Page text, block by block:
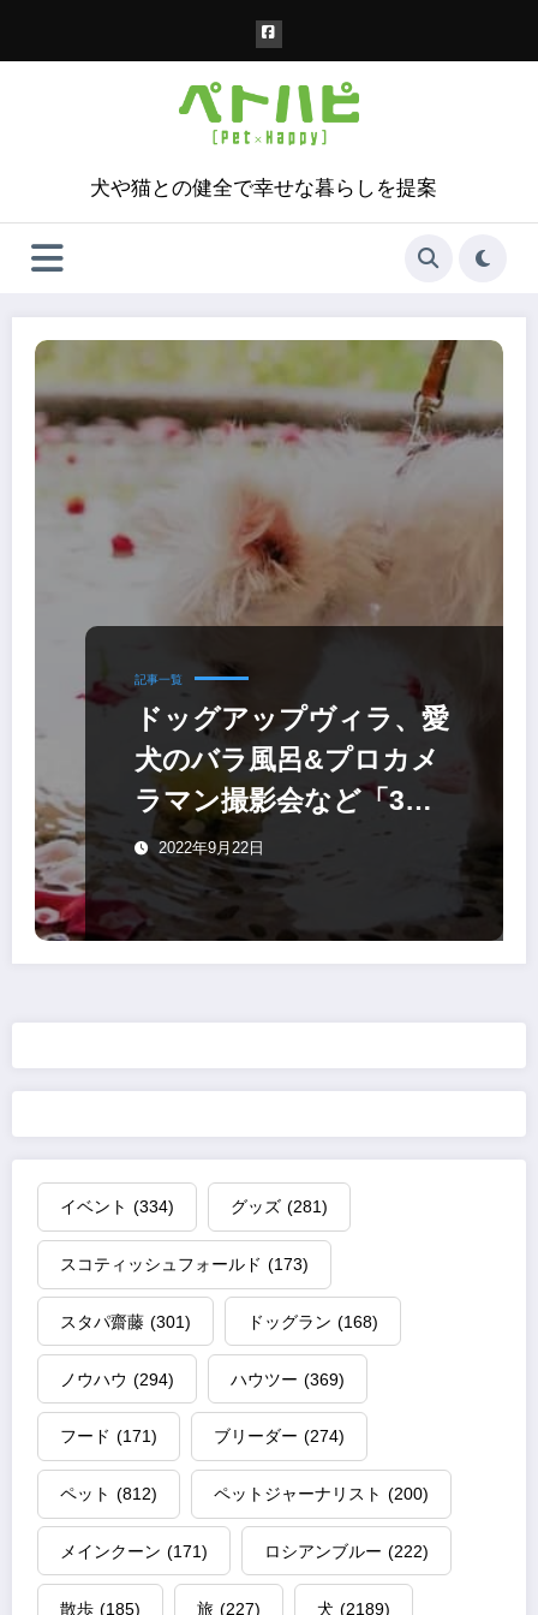
犬や猫との健全で幸せな暮らしを提案
記事一覧
ドッグアップヴィラ、愛
犬のバラ風呂&プロカメ
ラマン撮影会など「3周
年アニバーサリー
WEEK」
2022年9月22日
イベント (334) グッズ (281)
スコティッシュフォールド (173)
スタパ齋藤 (301) ドッグラン (168)
ノウハウ (294) ハウツー (369)
フード (171) ブリーダー (274)
ペット (812) ペットジャーナリスト (200)
メインクーン (171) ロシアンブルー (222)
散歩 (185) 旅 (227) 犬 (2189)